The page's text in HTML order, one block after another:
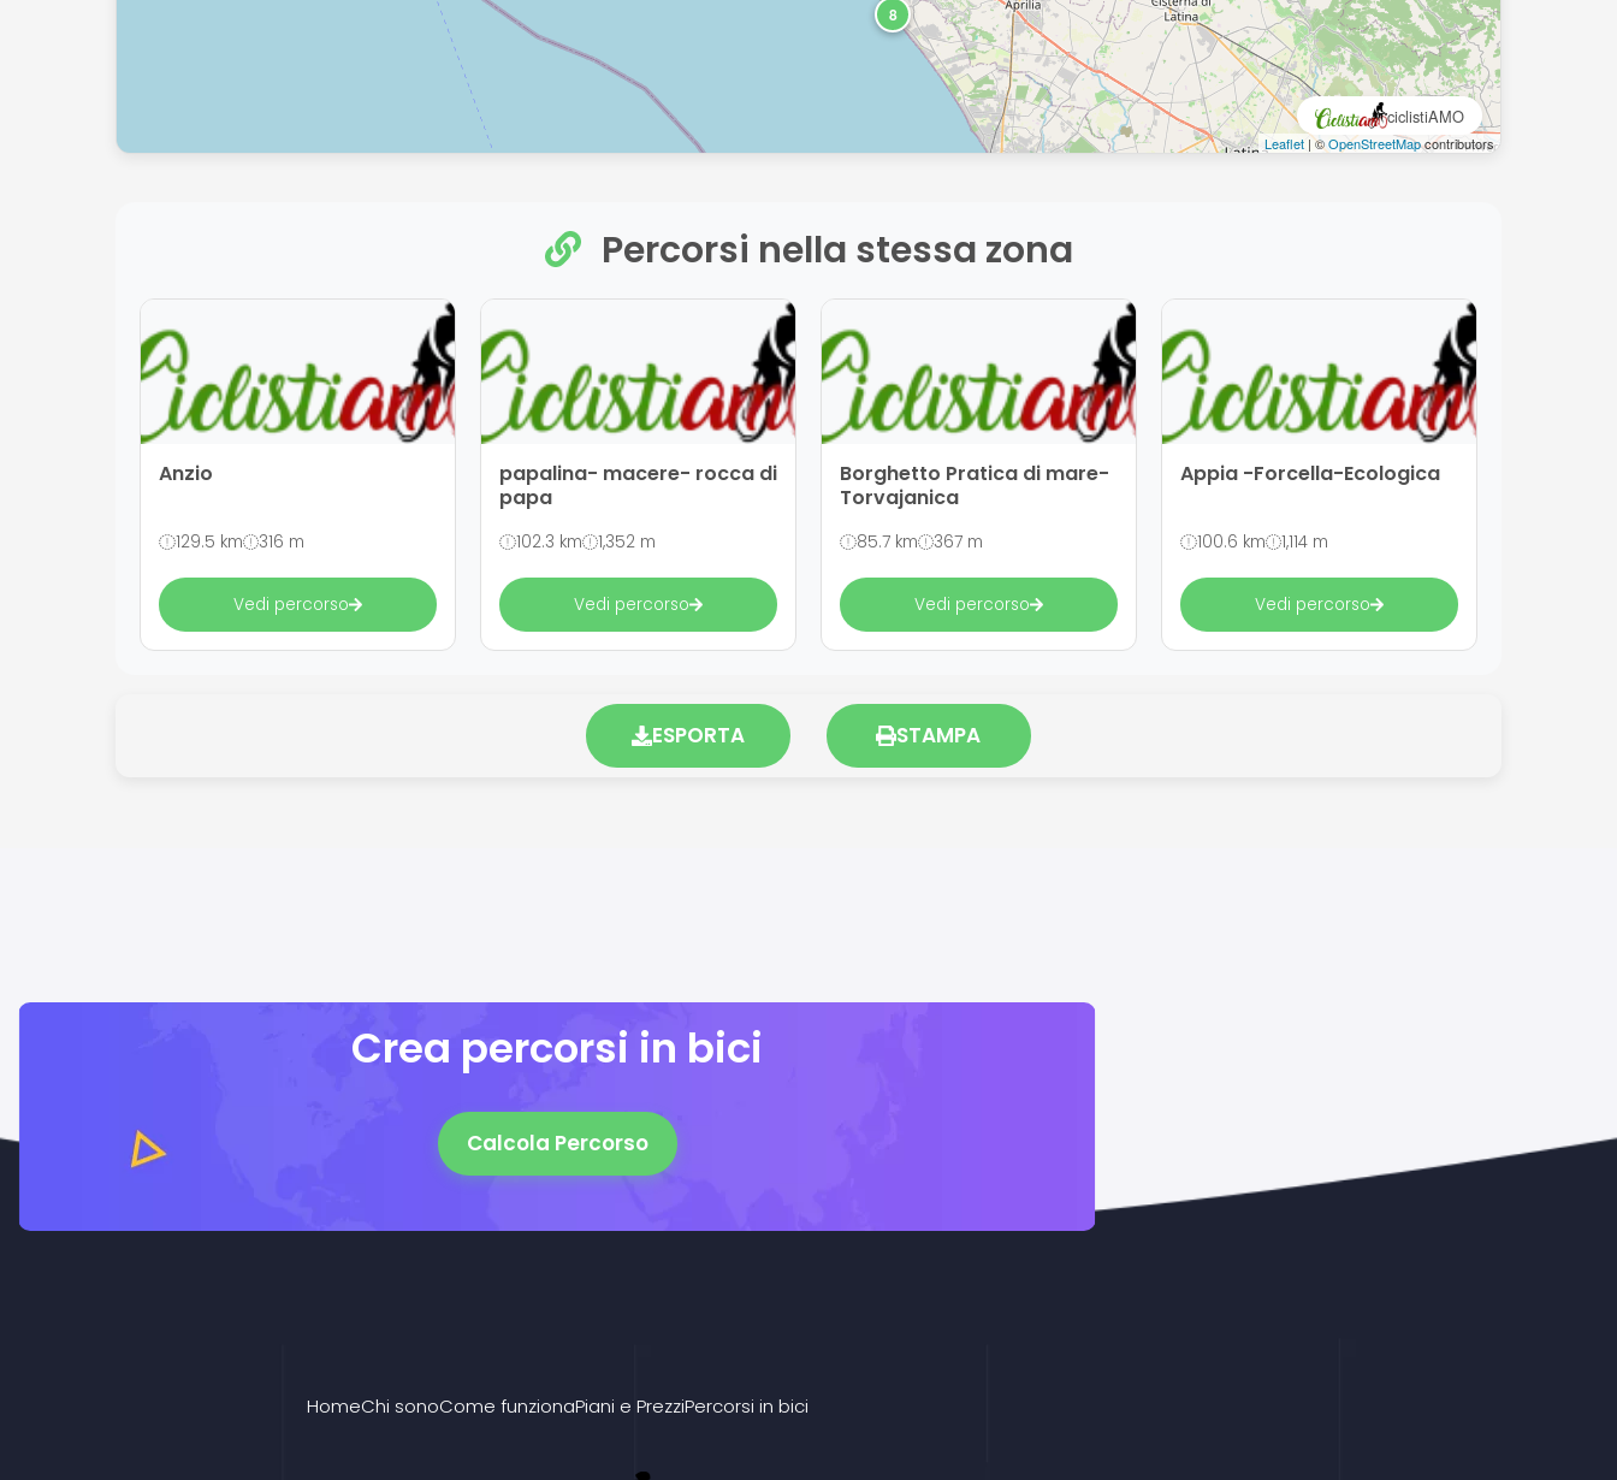
ciclistiAMO
8
Leaflet | ©OpenStreetMapcontributors
Percorsi nella stessa zona
Anzio
129.5 km 316 m
Vedi percorso
papalina- macere- rocca di
papa
102.3 km 1,352 m
Vedi percorso
Borghetto Pratica di mare-
Torvajanica
85.7 km 367 m
Vedi percorso
Appia -Forcella-Ecologica
100.6 km 1,114 m
Vedi percorso
ESPORTA STAMPA
Crea percorsi in bici
Calcola Percorso
HomeChi sonoCome funzionaPiani e PrezziPercorsi in bici